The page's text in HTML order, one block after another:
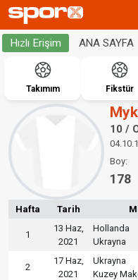
Hızlı Erişim ANA SAYFA
Takımım Fikstür
10 /
Boy:
178
Hafta Tarih
1
13 Haz,
2021
Hollanda
Ukrayna
2
17 Haz,
2021
Ukrayna
Kuzey